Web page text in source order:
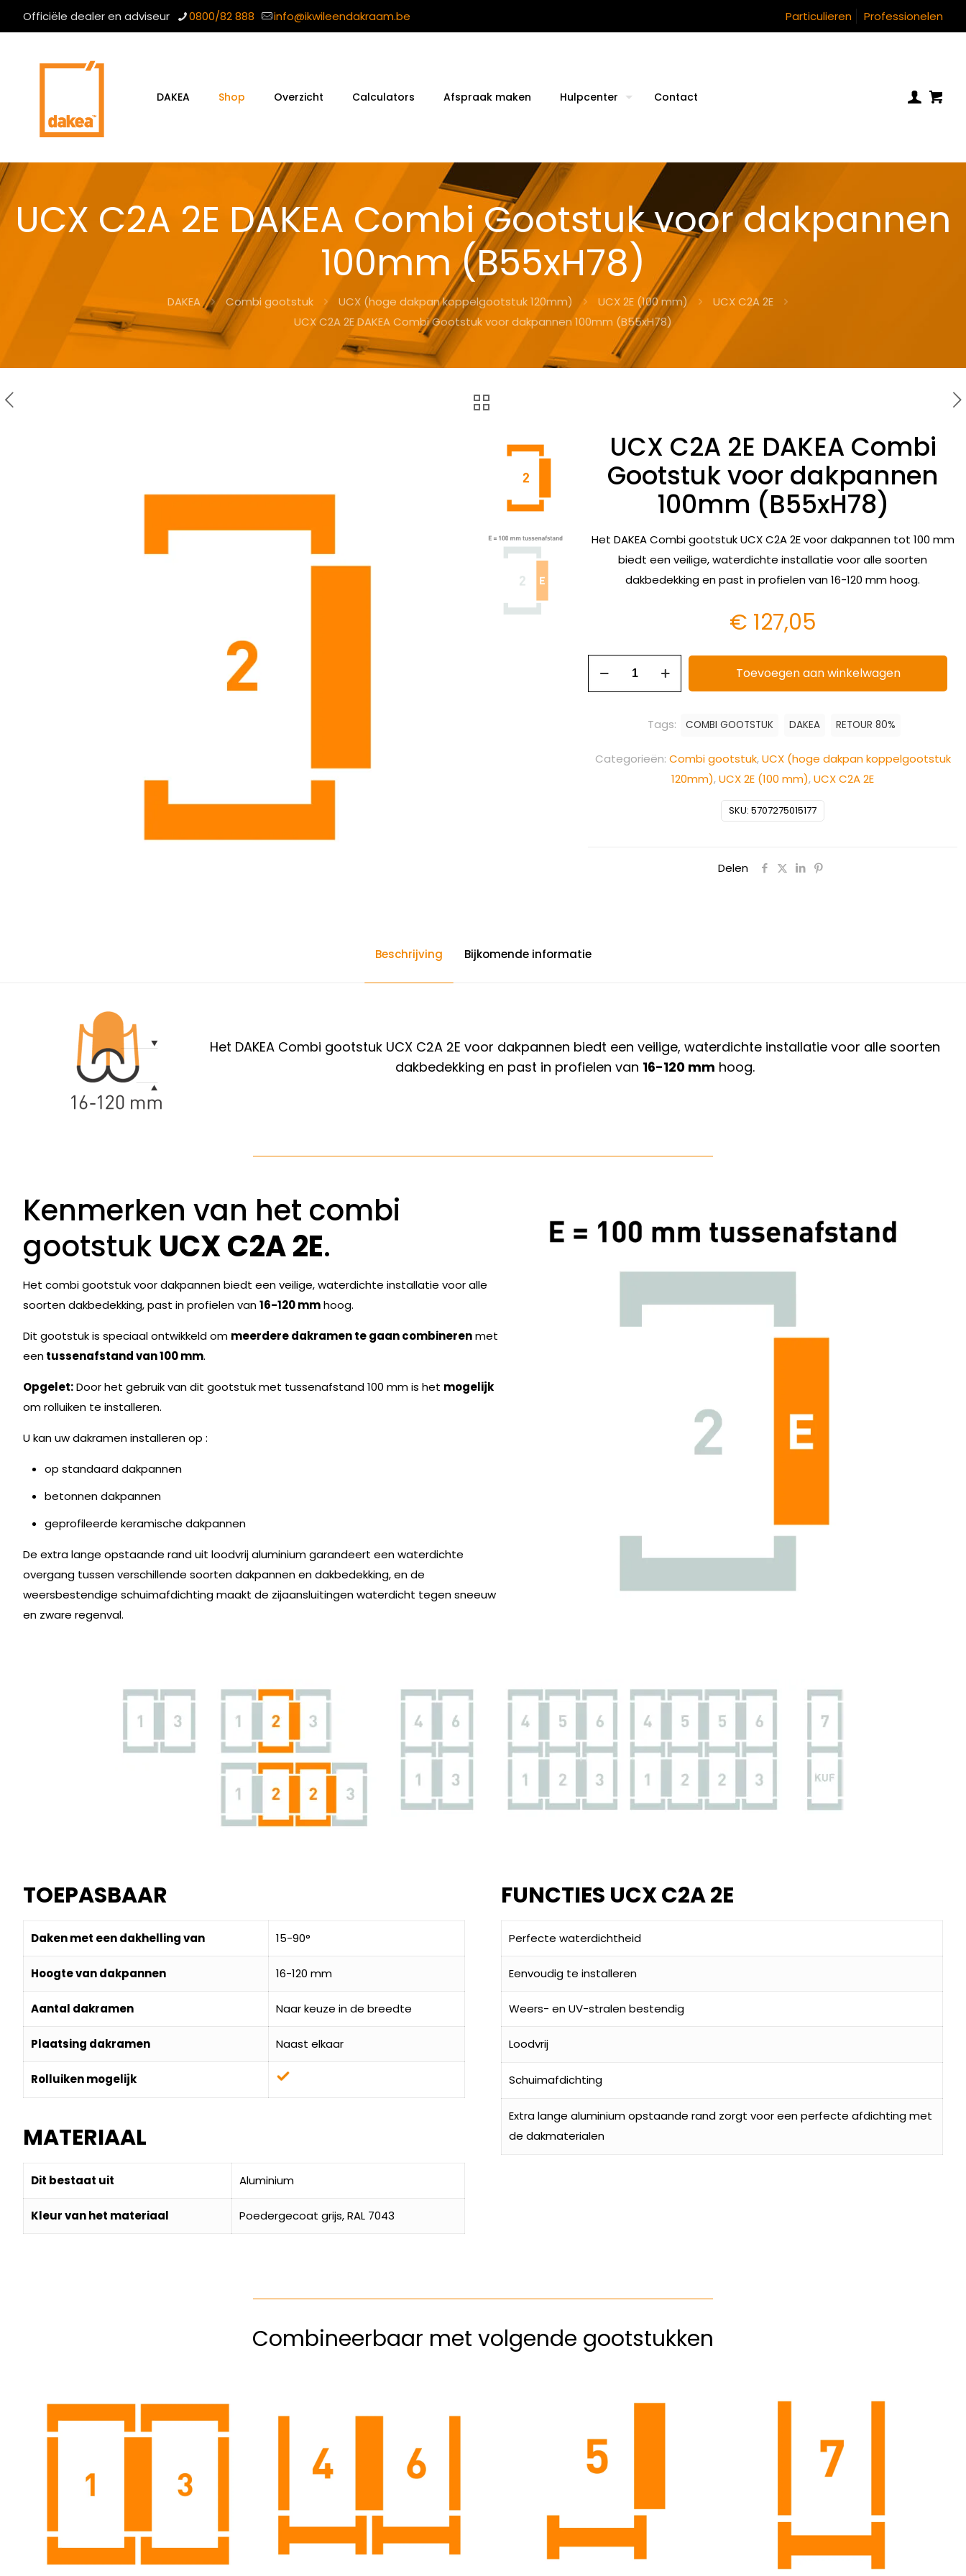
Officiële dealer en adviseur 0800/82 888 info@ikwileendakraam.be Particulieren Professionelen
DAKEA Shop Overzicht Calculators Afspraak maken Hulpcenter Contact
UCX C2A 2E DAKEA Combi Gootstuk voor dakpannen
100mm (B55xH78)
DAKEA Combi gootstuk UCX (hoge dakpan koppelgootstuk 120mm) UCX 2E (100 mm)
UCX C2A 2E
UCX C2A 2E DAKEA Combi Gootstuk voor dakpannen 100mm (B55xH78)
UCX C2A 2E DAKEA Combi
Gootstuk voor dakpannen
100mm (B55xH78)
Het DAKEA Combi gootstuk UCX C2A 2E voor dakpannen tot 100 mm
biedt een veilige, waterdichte installatie voor alle soorten
dakbedekking en past in profielen van 16-120 mm hoog.
€ 127,05
Toevoegen aan winkelwagen
SKU:5707275015177
Categorieën: Combi gootstuk,UCX (hoge dakpan koppelgootstuk
120mm),UCX 2E (100 mm),UCX C2A 2E
Tags: COMBI GOOTSTUK DAKEA RETOUR 80%
Delen
Beschrijving Bijkomende informatie
Het DAKEA Combi gootstuk UCX C2A 2E voor dakpannen biedt een veilige, waterdichte installatie voor alle soorten
dakbedekking en past in profielen van 16-120 mm hoog.
Kenmerken van het combi
gootstuk UCX C2A 2E.
Het combi gootstuk voor dakpannen biedt een veilige, waterdichte installatie voor alle
soorten dakbedekking, past in profielen van16-120 mmhoog.
Dit gootstuk is speciaal ontwikkeld om meerdere dakramen te gaan combinerenmet
eentussenafstand van 100 mm.
Opgelet:Door het gebruik van dit gootstuk met tussenafstand 100 mm is het mogelijk
om rolluiken te installeren.
U kan uw dakramen installeren op :
op standaard dakpannen
betonnen dakpannen
geprofileerde keramische dakpannen
De extra lange opstaande rand uit loodvrij aluminium garandeert een waterdichte
overgang tussen verschillende soorten dakpannen en dakbedekking, en de
weersbestendige schuimafdichting maakt de zijaansluitingen waterdicht tegen sneeuw
en zware regenval.
TOEPASBAAR
Daken met een dakhelling van 15-90°
Hoogte van dakpannen 16-120 mm
Aantal dakramen Naar keuze in de breedte
Plaatsing dakramen Naast elkaar
Rolluiken mogelijk
MATERIAAL
Dit bestaat uit Aluminium
Kleur van het materiaal Poedergecoat grijs, RAL 7043
FUNCTIES UCX C2A 2E
Perfecte waterdichtheid
Eenvoudig te installeren
Weers- en UV-stralen bestendig
Loodvrij
Schuimafdichting
Extra lange aluminium opstaande rand zorgt voor een perfecte afdichting met
de dakmaterialen
Combineerbaar met volgende gootstukken